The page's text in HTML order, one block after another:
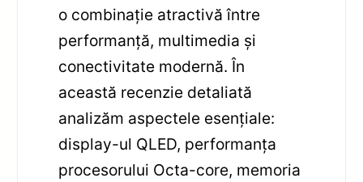
o combinație atractivă între
performanță, multimedia și
conectivitate modernă. În
această recenzie detaliată
analizăm aspectele esențiale:
display-ul QLED, performanța
procesorului Octa-core, memoria